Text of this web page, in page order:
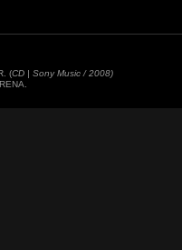
(CD | Sony Music / 2008)